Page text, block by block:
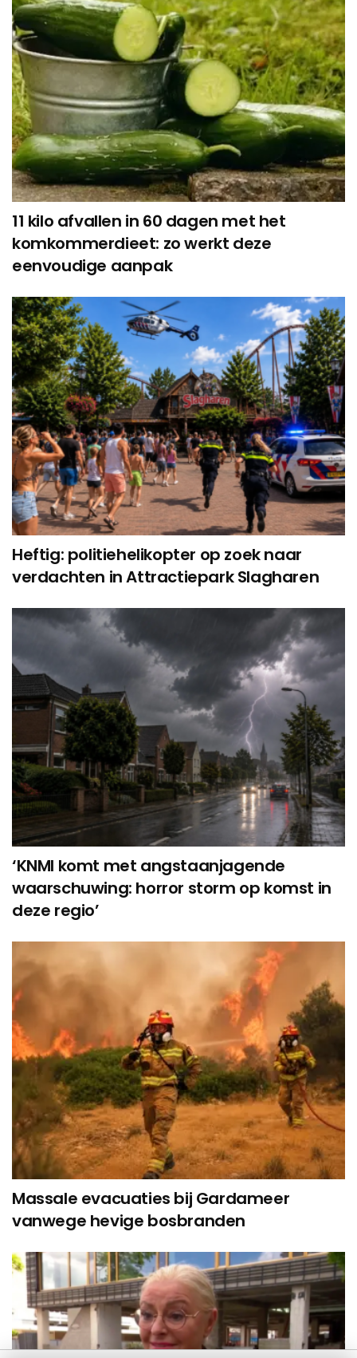
11 kilo afvallen in 60 dagen met het
komkommerdieet: zo werkt deze
eenvoudige aanpak
Heftig: politiehelikopter op zoek naar
verdachten in Attractiepark Slagharen
‘KNMI komt met angstaanjagende
waarschuwing: horror storm op komst in
deze regio’
Massale evacuaties bij Gardameer
vanwege hevige bosbranden